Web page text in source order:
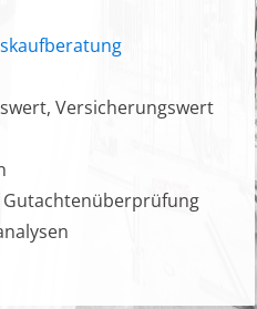
Versicherungswert